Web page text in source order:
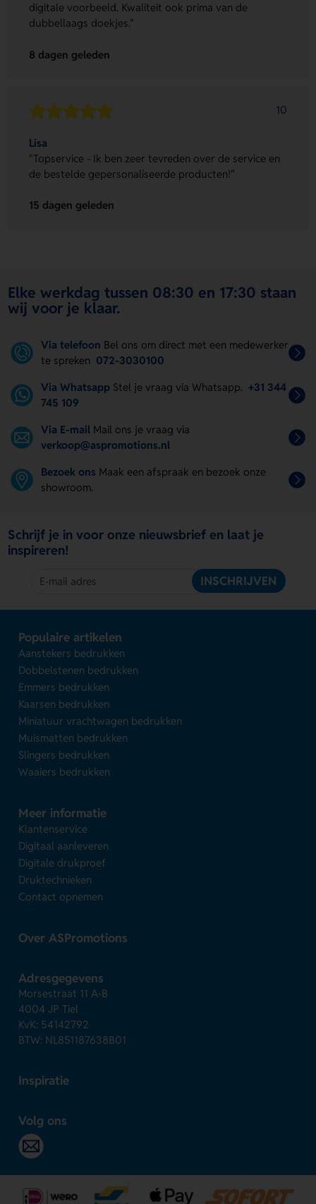
digitale voorbeeld. Kwaliteit ook prima van de
dubbellaags doekjes."
8 dagen geleden
10
Lisa
"Topservice - Ik ben zeer tevreden over de service en
de bestelde gepersonaliseerde producten!"
15 dagen geleden
Elke werkdag tussen 08:30 en 17:30 staan
wij voor je klaar.
Via telefoon Bel ons om direct met een medewerker
te spreken 072-3030100
Via Whatsapp Stel je vraag via Whatsapp. +31 344
745 109
Via E-mail Mail ons je vraag via
verkoop@aspromotions.nl
Bezoek ons Maak een afspraak en bezoek onze
showroom.
Schrijf je in voor onze nieuwsbrief en laat je
inspireren!
INSCHRIJVEN
Populaire artikelen
Aanstekers bedrukken
Dobbelstenen bedrukken
Emmers bedrukken
Kaarsen bedrukken
Miniatuur vrachtwagen bedrukken
Muismatten bedrukken
Slingers bedrukken
Waaiers bedrukken
Meer informatie
Klantenservice
Digitaal aanleveren
Digitale drukproef
Druktechnieken
Contact opnemen
Over ASPromotions
Adresgegevens
Morsestraat 11 A-B
4004 JP Tiel
KvK: 54142792
BTW: NL851187638B01
Inspiratie
Volg ons